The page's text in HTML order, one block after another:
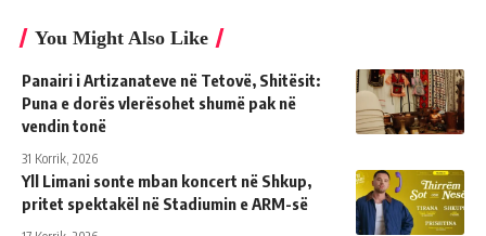
You Might Also Like
Panairi i Artizanateve në Tetovë, Shitësit:
Puna e dorës vlerësohet shumë pak në
vendin tonë
31 Korrik, 2026
Yll Limani sonte mban koncert në Shkup,
pritet spektakël në Stadiumin e ARM-së